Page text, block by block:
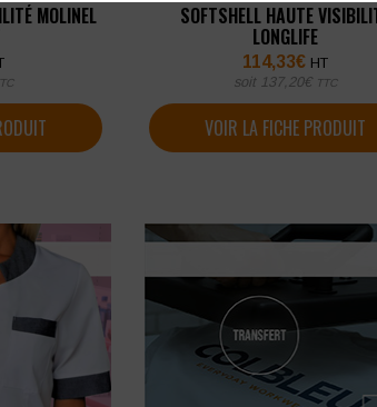
MOLINEL SOFTSHELL HAUTE
LONGLIFE
114,33€ HT
soit 137,20€ TTC
VOIR LA FICHE PRODUIT